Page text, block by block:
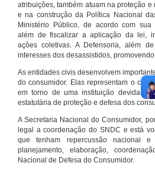
atribuições, também atuam na proteção
e na construção da Política Nacional
Ministério Público, de acordo com sua
além de fiscalizar a aplicação da lei,
ações coletivas. A Defensoria, além
interesses dos desassistidos,
As entidades civis desenvolvem
do consumidor. Elas representam o
em torno de uma instituição
estatutária de proteção e defesa dos
A Secretaria Nacional do Consumidor,
legal a coordenação do SNDC e está
que tenham repercussão nacional
planejamento, elaboração,
Nacional de Defesa do Consumidor.